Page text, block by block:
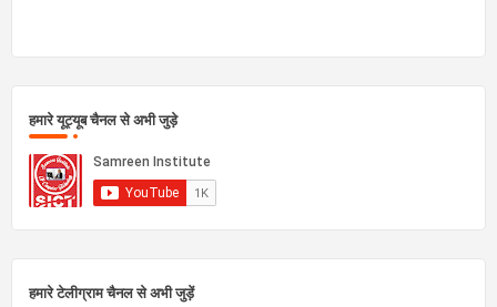
हमारे यूट्यूब चैनल से अभी जुड़े
हमारे टेलीग्राम चैनल से अभी जुड़ें